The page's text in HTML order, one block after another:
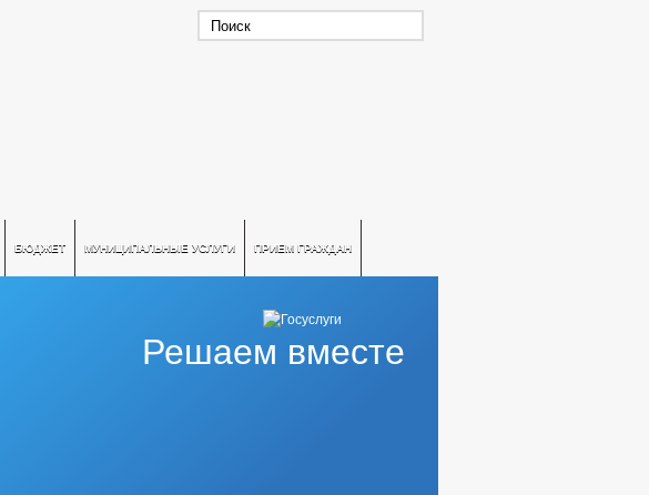
БЮДЖЕТ МУНИЦИПАЛЬНЫЕ УСЛУГИ ПРИЕМ ГРАЖДАН
Решаем вместе